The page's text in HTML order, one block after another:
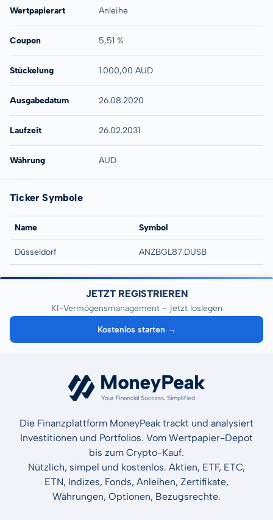
Wertpapierart Anleihe
Coupon 5,51 %
Stückelung 1.000,00 AUD
Ausgabedatum 26.08.2020
Laufzeit 26.02.2031
Währung AUD
Ticker Symbole
Name Symbol
Düsseldorf ANZBGL87.DUSB
JETZT REGISTRIEREN
KI-Vermögensmanagement – jetzt loslegen
Kostenlos starten →
Die Finanzplattform MoneyPeak trackt und analysiert
Investitionen und Portfolios. Vom Wertpapier-Depot
bis zum Crypto-Kauf.
Nützlich, simpel und kostenlos. Aktien, ETF, ETC,
ETN, Indizes, Fonds, Anleihen, Zertifikate,
Währungen, Optionen, Bezugsrechte.